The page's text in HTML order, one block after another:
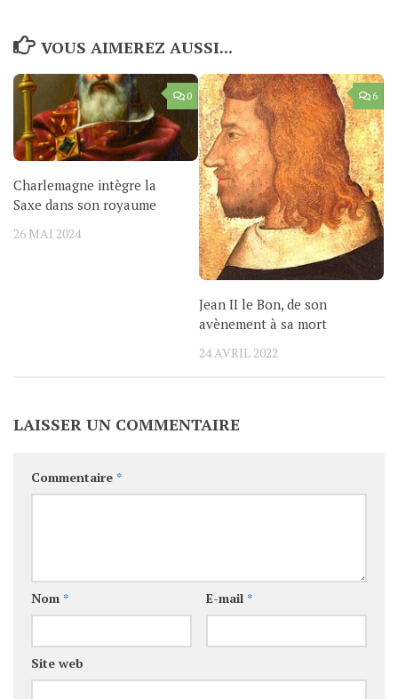
VOUS AIMEREZ AUSSI...
0
Charlemagne intègre la
Saxe dans son royaume
26 MAI 2024
6
Jean II le Bon, de son
avènement à sa mort
24 AVRIL 2022
LAISSER UN COMMENTAIRE
Commentaire *
Nom * E-mail *
Site web